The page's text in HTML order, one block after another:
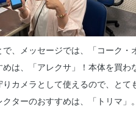
で、メッセージでは、「コーク・
は、「アレクサ」！本体を買わ
りカメラとして使えるので、とて
クターのおすすめは、「トリマ」